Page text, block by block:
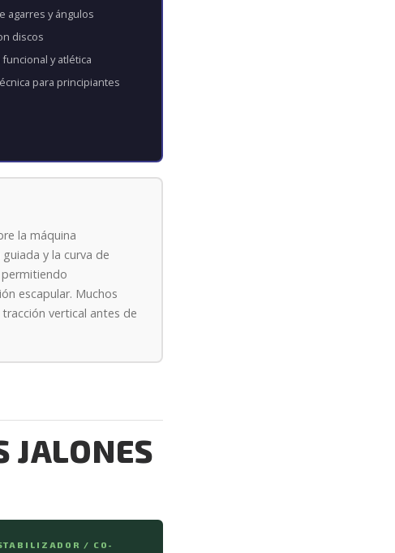
agarres y ángulos
discos
y atlética
para principiantes
la máquina
y la curva de
escapular. Muchos
vertical antes de
JALONES
/ CO-